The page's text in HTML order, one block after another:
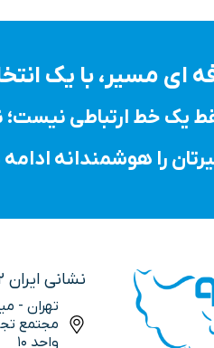
ای مسیر، با یک
نشانی ایران 912
تهران -
واحد 10